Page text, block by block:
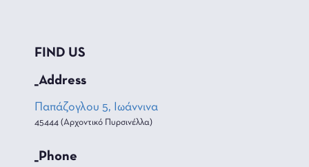
FIND US
_Address
Παπάζογλου 5, Ιωάννινα
45444 (Αρχοντικό Πυρσινέλλα)
_Phone